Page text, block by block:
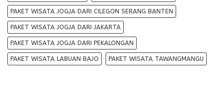
PAKET WISATA JOGJA DARI CILEGON SERANG BANTEN
PAKET WISATA JOGJA DARI JAKARTA
PAKET WISATA JOGJA DARI PEKALONGAN
PAKET WISATA LABUAN BAJO PAKET WISATA TAWANGMANGU